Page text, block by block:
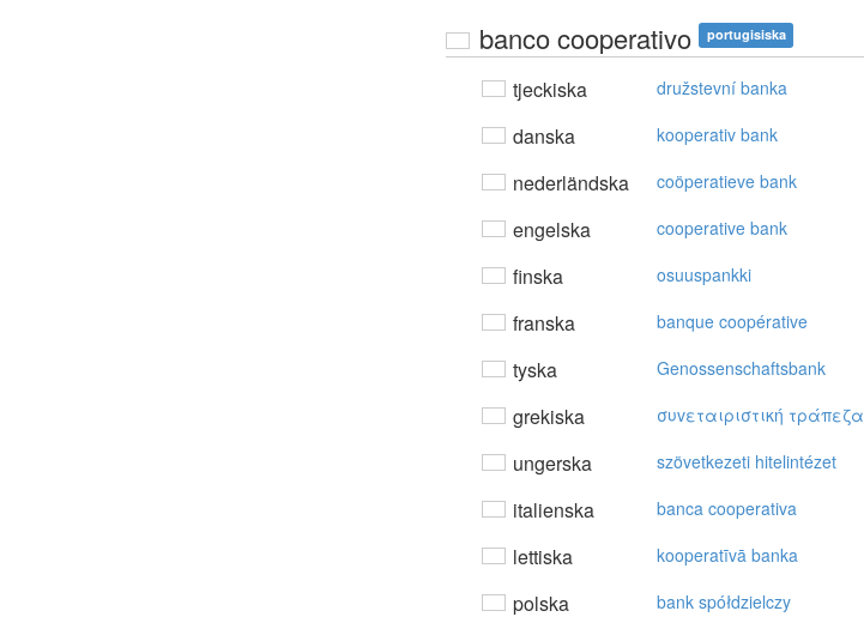
banco cooperativo portugisiska
tjeckiska družstevní banka
danska kooperativ bank
nederländska coöperatieve bank
engelska cooperative bank
finska osuuspankki
franska banque coopérative
tyska Genossenschaftsbank
grekiska συvεταιριστική τράπεζα
ungerska szövetkezeti hitelintézet
italienska banca cooperativa
lettiska kooperatīvā banka
polska bank spółdzielczy